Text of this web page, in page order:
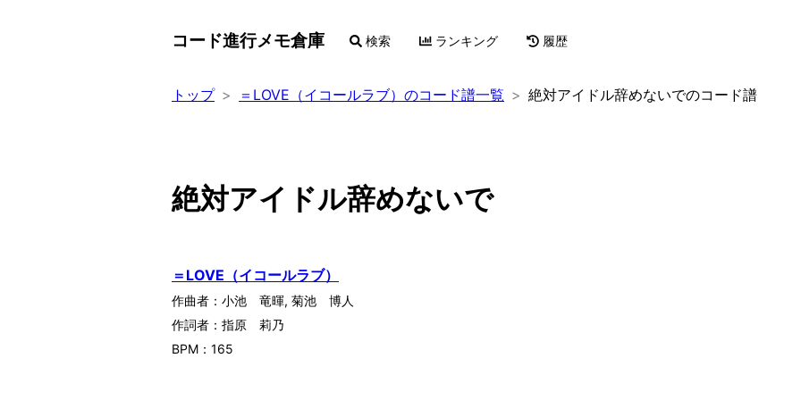
コード進行メモ倉庫 検索 ランキング 履歴
トップ ＝LOVE（イコールラブ）のコード譜一覧 絶対アイドル辞めないでのコード譜
絶対アイドル辞めないで
＝LOVE（イコールラブ）
作曲者： 小池 竜暉, 菊池 博人
作詞者： 指原 莉乃
BPM： 165